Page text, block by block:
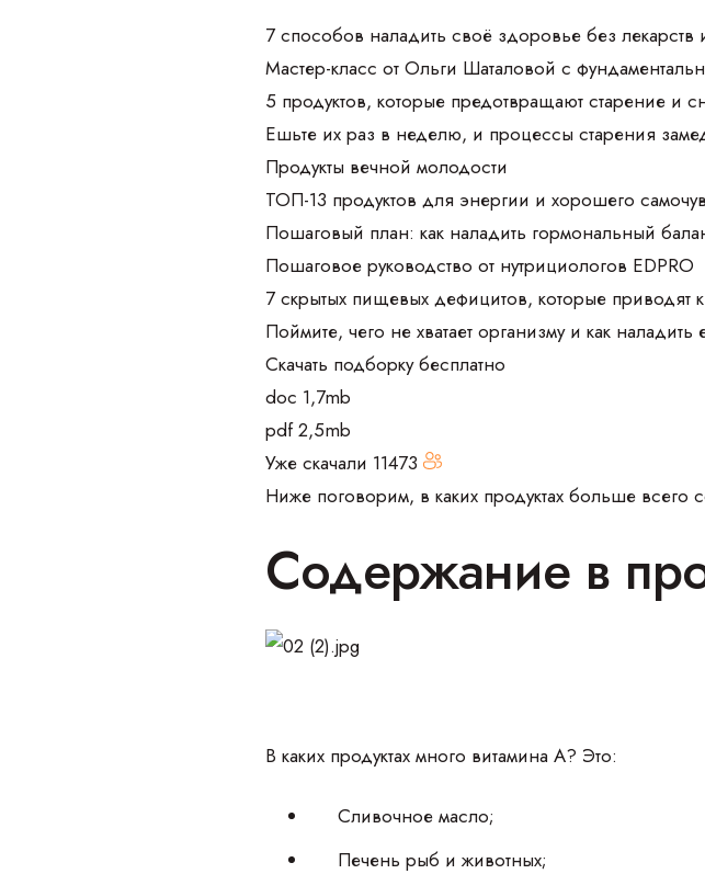
7 способов наладить своё здоровье без лекарств
Мастер-класс от Ольги Шаталовой с
5 продуктов, которые предотвращают старение и
Ешьте их раз в неделю, и процессы старения
Продукты вечной молодости
ТОП-13 продуктов для энергии и хорошего
Пошаговый план: как наладить гормональный
Пошаговое руководство от нутрициологов EDPRO
7 скрытых пищевых дефицитов, которые приводят
Поймите, чего не хватает организму и как наладить
Скачать подборку бесплатно
doc 1,7mb
pdf 2,5mb
Уже скачали 11473
Ниже поговорим, в каких продуктах больше всего
Содержание в
В каких продуктах много витамина А? Это:
Сливочное масло;
Печень рыб и животных;